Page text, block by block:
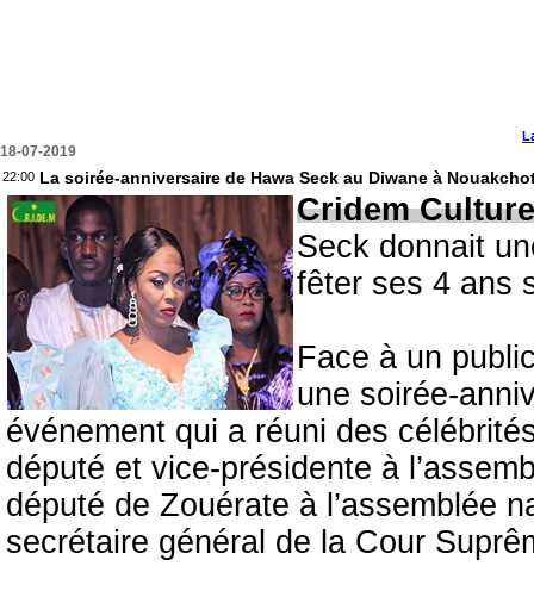
18-07-2019
22:00 La soirée-anniversaire de Hawa Seck au Diwane à
Cridem Culture
Seck donnait
fêter ses 4 ans
Face à un
une soirée-
événement qui a réuni des
député et vice-présidente à
député de Zouérate à l’assemblée
secrétaire général de la Cour